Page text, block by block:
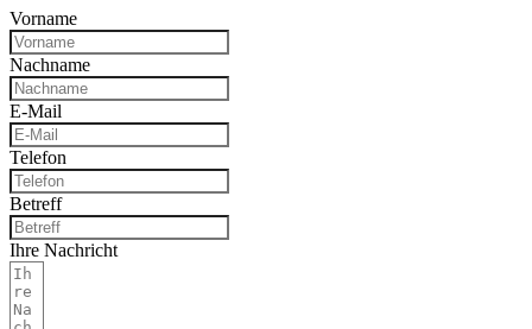
Vorname
Nachname
E-Mail
Telefon
Betreff
Ihre Nachricht